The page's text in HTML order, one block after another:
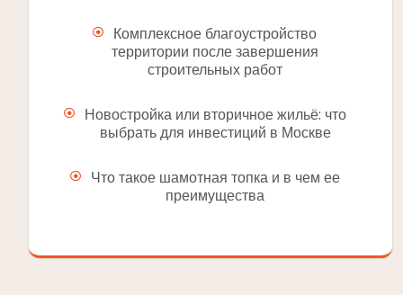
Комплексное благоустройство
территории после завершения
строительных работ
Новостройка или вторичное жильё: что
выбрать для инвестиций в Москве
Что такое шамотная топка и в чем ее
преимущества